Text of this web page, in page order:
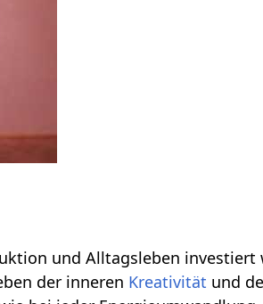
und Alltagsleben investiert
der inneren Kreativität und